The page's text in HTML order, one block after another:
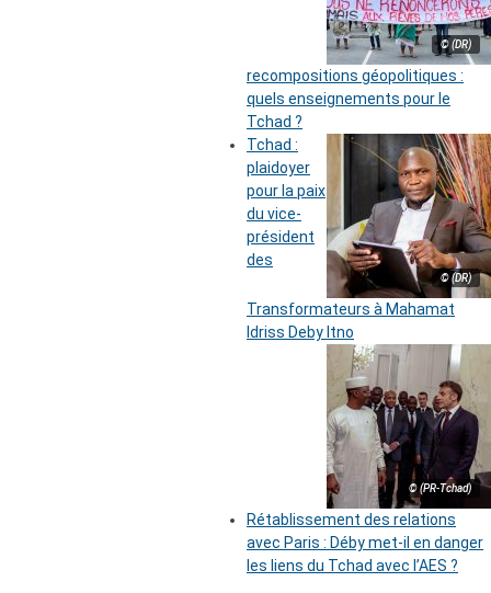
© (DR)
recompositions géopolitiques :
quels enseignements pour le
Tchad ?
© (DR)
Tchad :
plaidoyer
pour la paix
du vice-
président
des
Transformateurs à Mahamat
Idriss Deby Itno
© (PR-Tchad)
Rétablissement des relations
avec Paris : Déby met-il en danger
les liens du Tchad avec l’AES ?